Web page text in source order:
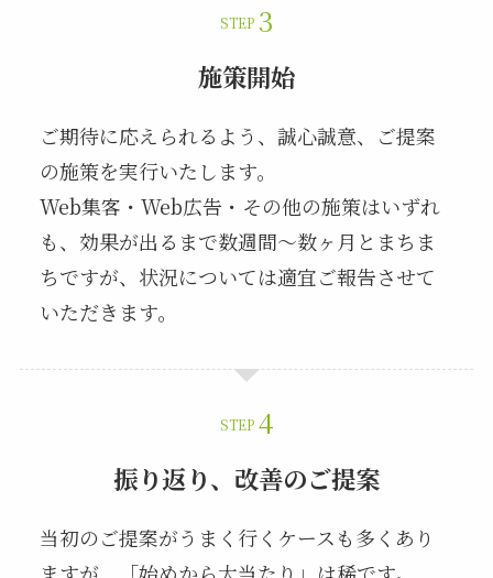
STEP
施策開始
ご期待に応えられるよう、誠心誠意、ご提案
の施策を実行いたします。
Web集客・Web広告・その他の施策はいずれ
も、効果が出るまで数週間～数ヶ月とまちま
ちですが、状況については適宜ご報告させて
いただきます。
STEP
振り返り、改善のご提案
当初のご提案がうまく行くケースも多くあり
ますが、「始めから大当たり」は稀です。